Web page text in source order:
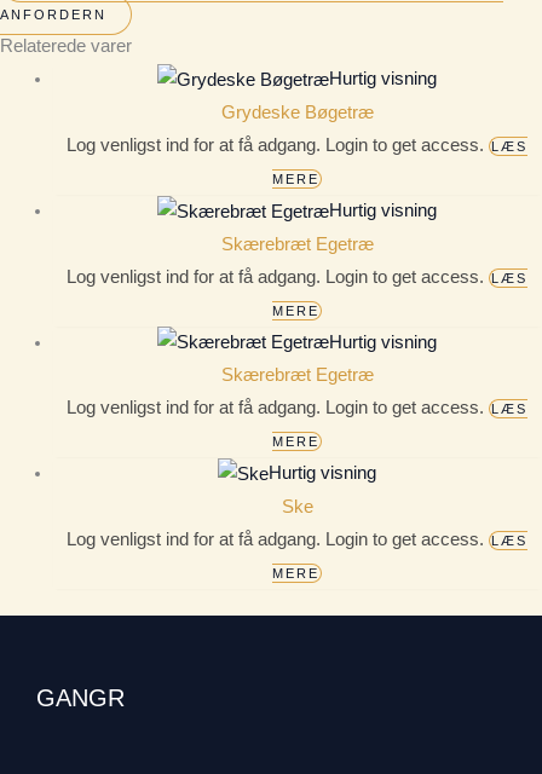
ANFORDERN
Relaterede varer
Hurtig visning
Grydeske Bøgetræ
Log venligst ind for at få adgang. Login to get access.
LÆS
MERE
Hurtig visning
Skærebræt Egetræ
Log venligst ind for at få adgang. Login to get access.
LÆS
MERE
Hurtig visning
Skærebræt Egetræ
Log venligst ind for at få adgang. Login to get access.
LÆS
MERE
Hurtig visning
Ske
Log venligst ind for at få adgang. Login to get access.
LÆS
MERE
GANGR